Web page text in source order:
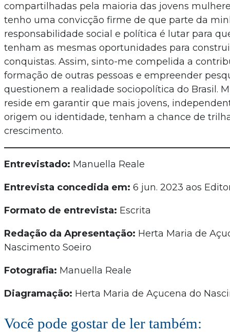
compartilhadas pela maioria das jovens
tenho uma convicção firme de que parte da
responsabilidade social e política é lutar para
tenham as mesmas oportunidades para
conquistas. Assim, sinto-me compelida a
formação de outras pessoas e empreender
questionem a realidade sociopolítica do Brasil.
reside em garantir que mais jovens,
origem ou identidade, tenham a chance de
crescimento.
Entrevistado: Manuella Reale
Entrevista concedida em: 6 jun. 2023 aos
Formato de entrevista: Escrita
Redação da Apresentação: Herta Maria de
Nascimento Soeiro
Fotografia: Manuella Reale
Diagramação: Herta Maria de Açucena do
Você pode gostar de ler também: